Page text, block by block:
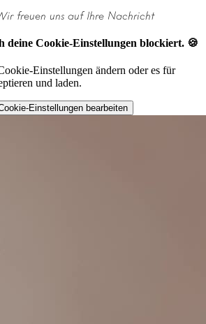
freuen uns auf Ihre Nachricht
deine Cookie-Einstellungen blockiert. 🍪
Einstellungen ändern oder es für
und laden.
Einstellungen bearbeiten